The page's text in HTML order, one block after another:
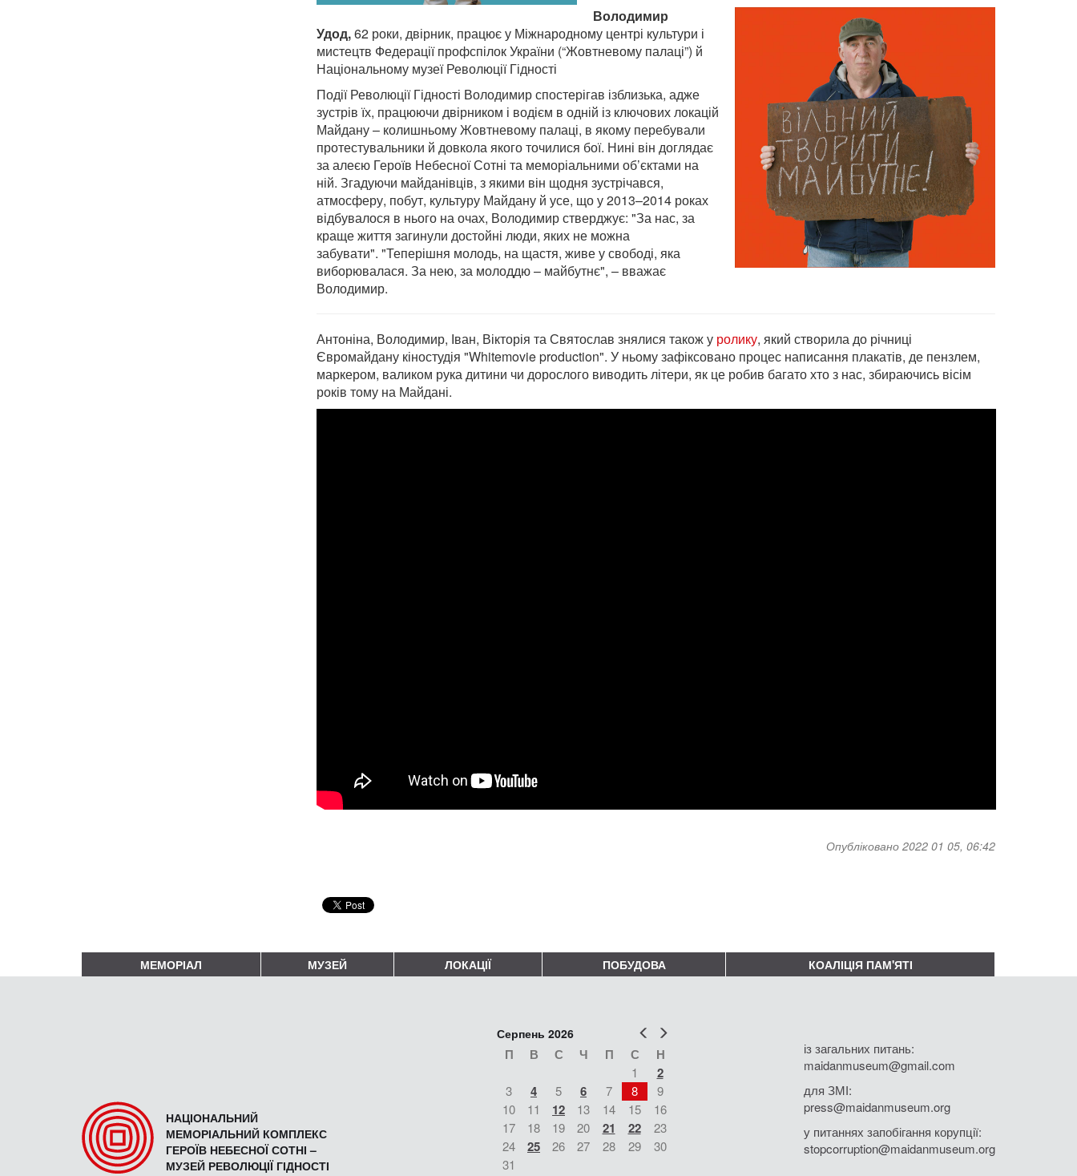
Володимир
Удод,62 роки, двірник, працює у Міжнародному центрі культури і
мистецтв Федерації профспілок України (“Жовтневому палаці”) й
Національному музеї Революції Гідності
Події Революції Гідності Володимир спостерігав ізблизька, адже
зустрів їх, працюючи двірником і водієм в одній із ключових локацій
Майдану – колишньому Жовтневому палаці, в якому перебували
протестувальники й довкола якого точилися бої. Нині він доглядає
за алеєю Героїв Небесної Сотні та меморіальними об’єктами на
ній. Згадуючи майданівців, з якими він щодня зустрічався,
атмосферу, побут, культуру Майдану й усе, що у 2013–2014 роках
відбувалося в нього на очах, Володимир стверджує: "За нас, за
краще життя загинули достойні люди, яких не можна
забувати". "Теперішня молодь, на щастя, живе у свободі, яка
виборювалася. За нею, за молоддю – майбутнє", – вважає
Володимир.
Антоніна, Володимир, Іван, Вікторія та Святослав знялися також у ролику, який створила до річниці
Євромайдану кіностудія "Whitemovie production". У ньому зафіксовано процес написання плакатів, де пензлем,
маркером, валиком рука дитини чи дорослого виводить літери, як це робив багато хто з нас, збираючись вісім
років тому на Майдані.
Опубліковано 2022 01 05, 06:42
МЕМОРІАЛ МУЗЕЙ ЛОКАЦІЇ ПОБУДОВА КОАЛІЦІЯ ПАМ'ЯТІ
НАЦІОНАЛЬНИЙ
МЕМОРІАЛЬНИЙ КОМПЛЕКС
ГЕРОЇВ НЕБЕСНОЇ СОТНІ –
МУЗЕЙ РЕВОЛЮЦІЇ ГІДНОСТІ
Попер
Серпень 2026
П В С Ч П С Н
1 2
3 4 5 6 7 8
9
10
11 12 13 14 15
16
17
18 19 20 21 22
23
24
25 26 27 28 29
30
31
із загальних питань:
maidanmuseum@gmail.com
для ЗМІ:
press@maidanmuseum.org
у питаннях запобігання корупції:
stopcorruption@maidanmuseum.org